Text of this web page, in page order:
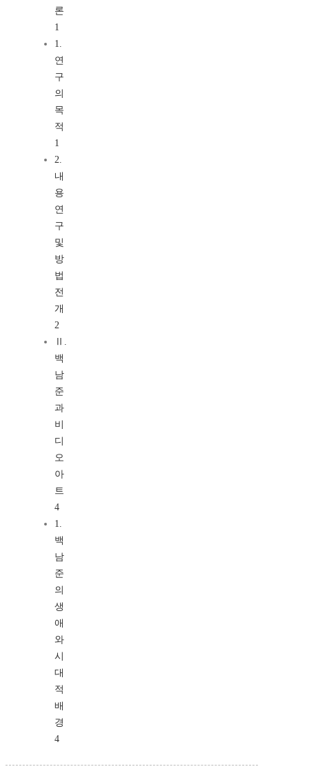
론
1
1.
연
구
의
목
적
1
2.
내
용
연
구
및
방
법
전
개
2
Ⅱ.
백
남
준
과
비
디
오
아
트
4
1.
백
남
준
의
생
애
와
시
대
적
배
경
4